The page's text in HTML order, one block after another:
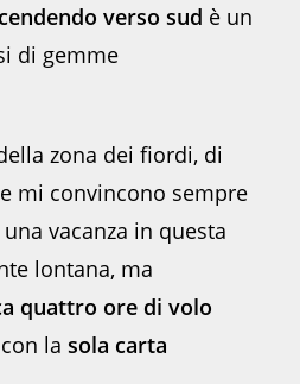
verso sud è un
di gemme
zona dei fiordi, di
mi convincono sempre
vacanza in questa
lontana, ma
quattro ore di volo
la sola carta